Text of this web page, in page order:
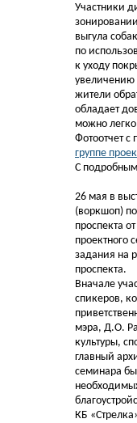
Участники
выгула
по
к уходу
увеличению
жители
обладает
можно
Фотоотчет
группе
С
26 мая в
(воркшоп)
проспекта
проектного
задания на
проспекта.
Вначале
спикеров,
мэра, Д.О.
культуры,
главный
семинара
КБ